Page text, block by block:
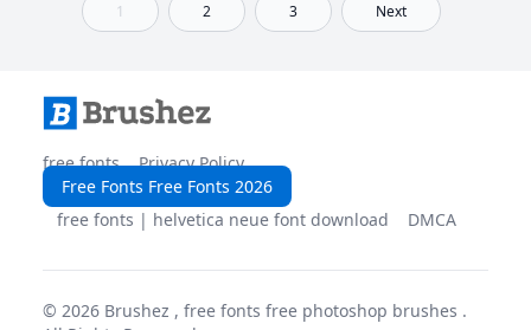
1 2 3 Next
free fonts
Privacy Policy
Free Fonts Free Fonts 2026
free fonts | helvetica neue font download
DMCA
© 2026 Brushez , free fonts free photoshop brushes .